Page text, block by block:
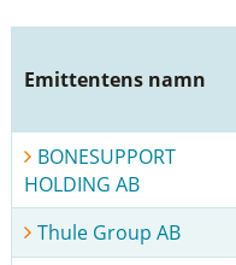
Emittentens namn
BONESUPPORT
HOLDING AB
Thule Group AB